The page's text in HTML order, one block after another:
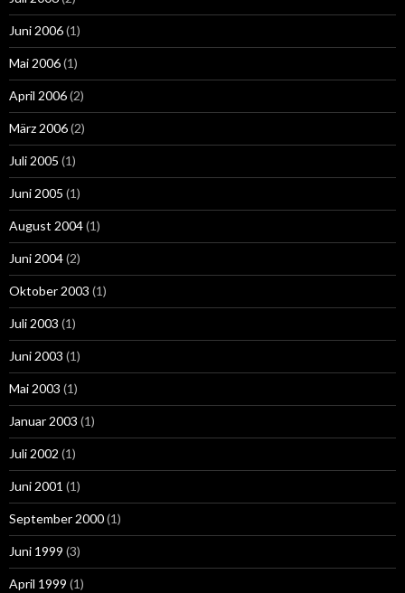
Juni 2006(1)
Mai 2006(1)
April 2006(2)
März 2006(2)
Juli 2005 (1)
Juni 2005 (1)
August 2004(1)
Juni 2004(2)
Oktober 2003 (1)
Juli 2003 (1)
Juni 2003 (1)
Mai 2003 (1)
Januar 2003 (1)
Juli 2002 (1)
Juni 2001 (1)
September 2000(1)
Juni 1999 (3)
April 1999 (1)